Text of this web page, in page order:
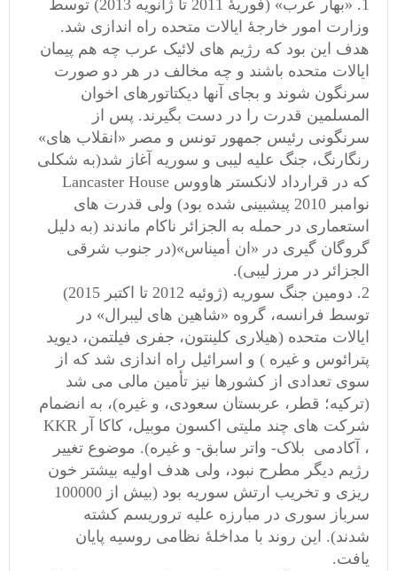
«بهار عرب» (فوریۀ 2011 تا ژانویه 2013) توسط
وزارت امور خارجۀ ایالات متحده راه اندازی شد.
هدف این بود که رژیم های لائیک عرب چه هم پیمان
ایالات متحده باشند و چه مخالف در هر دو صورت
سرنگون شوند و بجای آنها دیکتاتورهای اخوان
المسلمین قدرت را در دست بگیرند. پس از
سرنگونی رئیس جمهور تونس و مصر «انقلاب های»
رنگارنگ، جنگ علیه لیبی و سوریه آغاز شد(به شکلی
که در قرارداد لانکستر هاووس Lancaster House
نوامبر 2010 پیشبینی شده بود) ولی قدرت های
استعماری در حمله به الجزائر ناکام ماندند (به دلیل
گروگان گیری در «ان أمیناس»(در جنوب شرقی
الجزائر در مرز لیبی).
دومین جنگ سوریه (ژوئیه 2012 تا اکتبر 2015)
توسط فرانسه، گروه «شاهین های لیبرال» در
ایالات متحده (هیلاری کلینتون، جفری فیلتمن، دیوید
پترائوس و غیره ) و اسرائیل راه اندازی شد که از
سوی تعدادی از کشورها نیز تأمین مالی می شد
(ترکیه؛ قطر، عربستان سعودی، و غیره)، به انضمام
شرکت های چند ملیتی اکسون موبیل، کاکا آر KKR
، آکادمی بلاک- واتر سابق- و غیره). موضوع تغییر
رژیم دیگر مطرح نبود، ولی هدف اولیه بیشتر خون
ریزی و تخریب ارتش سوریه بود (بیش از 100000
سرباز سوری در مبارزه علیه تروریسم کشته
شدند). این روند با مداخلۀ نظامی روسیه پایان
یافت.